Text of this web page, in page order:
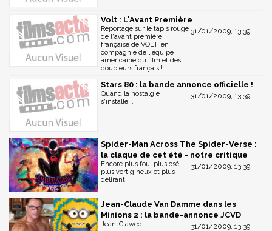
Volt : L'Avant Première
31/01/2009, 13:39
Reportage sur le tapis rouge
de l'avant première
française de VOLT, en
compagnie de l'équipe
américaine du film et des
doubleurs français !
Stars 80 : la bande annonce officielle !
31/01/2009, 13:39
Quand la nostalgie
s'installe...
Spider-Man Across The Spider-Verse :
la claque de cet été - notre critique
31/01/2009, 13:39
Encore plus fou, plus osé,
plus vertigineux et plus
délirant !
Jean-Claude Van Damme dans les
Minions 2 : la bande-annonce JCVD
31/01/2009, 13:39
Jean-Clawed !